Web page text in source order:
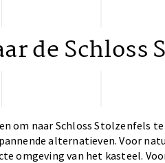
de Schloss
om naar Schloss Stolzenfels
alternatieven. Voor
omgeving van het kasteel.